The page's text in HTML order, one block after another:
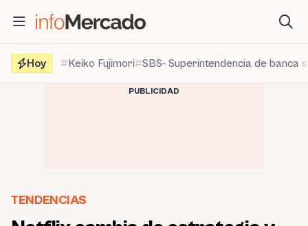
contenido
Hoy
Keiko Fujimori SBS- Superintendencia de banca
PUBLICIDAD
TENDENCIAS